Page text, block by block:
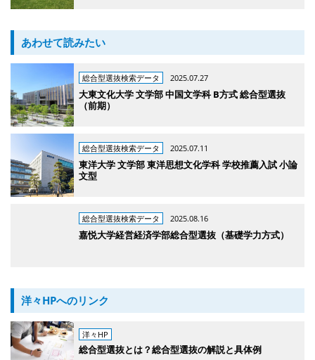
あわせて読みたい
総合型選抜検索データ 2025.07.27
大東文化大学 文学部 中国文学科 B方式 総合型選抜
（前期）
総合型選抜検索データ 2025.07.11
東洋大学 文学部 東洋思想文化学科 学校推薦入試 小論
文型
総合型選抜検索データ 2025.08.16
嘉悦大学経営経済学部総合型選抜（基礎学力方式）
洋々HPへのリンク
洋々HP
総合型選抜とは？総合型選抜の解説と具体例